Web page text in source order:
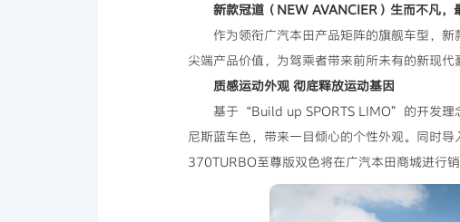
新款冠道（NEW AVANCIER）生而不凡，
作为领衔广汽本田产品矩阵的旗舰车型，
尖端产品价值，为驾乘者带来前所未有的新现代
质感运动外观 彻底释放运动基因
基于“Build up SPORTS LIMO”的开发理
尼斯蓝车色，带来一目倾心的个性外观。同时
370TURBO至尊版双色将在广汽本田商城进行销